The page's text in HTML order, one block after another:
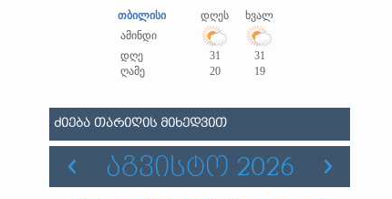
თბილისი დღეს
ხვალ
ამინდი
დღე
31
31
ღამე
20 19
ᲫᲘᲔᲑᲐ ᲗᲐᲠᲘᲦᲘᲡ ᲛᲘᲮᲔᲓᲕᲘᲗ
ᲐᲒᲕᲘᲡᲢᲝ 2026